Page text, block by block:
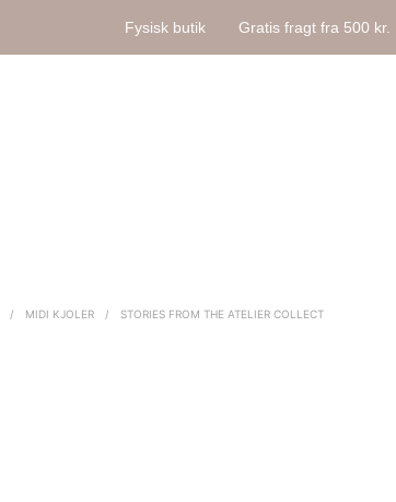
Fysisk butik Gratis fragt fra 500 kr.
/ MIDI KJOLER /
STORIES FROM THE ATELIER COLLECT